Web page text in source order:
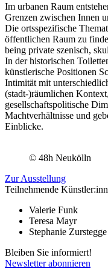
Im urbanen Raum
Grenzen zwischen Innen
Die ortsspezifische
öffentlichen Raum zu
being private szenisch,
In der historischen
künstlerische Positionen
Intimität mit
(stadt-)räumlichen
gesellschaftspolitische
Machtverhältnisse und
Einblicke.
© 48h Neukölln
Zur Ausstellung
Teilnehmende
Valerie Funk
Teresa Mayr
Stephanie Zurstegge
Bleiben Sie informiert!
Newsletter abonnieren